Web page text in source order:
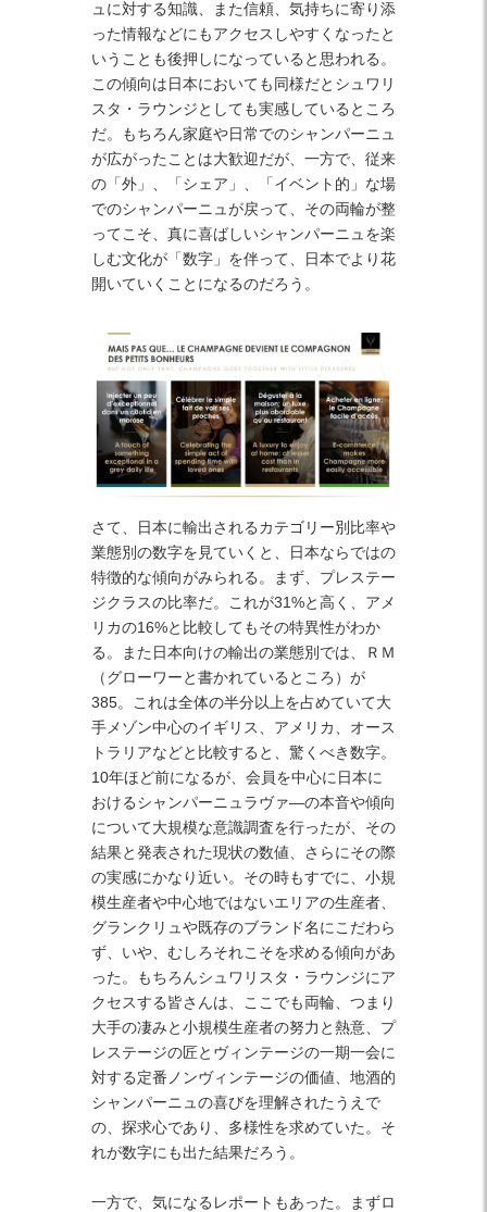
ュに対する知識、また信頼、気持ちに寄り添
った情報などにもアクセスしやすくなったと
いうことも後押しになっていると思われる。
この傾向は日本においても同様だとシュワリ
スタ・ラウンジとしても実感しているところ
だ。もちろん家庭や日常でのシャンパーニュ
が広がったことは大歓迎だが、一方で、従来
の「外」、「シェア」、「イベント的」な場
でのシャンパーニュが戻って、その両輪が整
ってこそ、真に喜ばしいシャンパーニュを楽
しむ文化が「数字」を伴って、日本でより花
開いていくことになるのだろう。
さて、日本に輸出されるカテゴリー別比率や
業態別の数字を見ていくと、日本ならではの
特徴的な傾向がみられる。まず、プレステー
ジクラスの比率だ。これが31%と高く、アメ
リカの16%と比較してもその特異性がわか
る。また日本向けの輸出の業態別では、ＲＭ
（グローワーと書かれているところ）が
385。これは全体の半分以上を占めていて大
手メゾン中心のイギリス、アメリカ、オース
トラリアなどと比較すると、驚くべき数字。
10年ほど前になるが、会員を中心に日本に
おけるシャンパーニュラヴァ―の本音や傾向
について大規模な意識調査を行ったが、その
結果と発表された現状の数値、さらにその際
の実感にかなり近い。その時もすでに、小規
模生産者や中心地ではないエリアの生産者、
グランクリュや既存のブランド名にこだわら
ず、いや、むしろそれこそを求める傾向があ
った。もちろんシュワリスタ・ラウンジにア
クセスする皆さんは、ここでも両輪、つまり
大手の凄みと小規模生産者の努力と熱意、プ
レステージの匠とヴィンテージの一期一会に
対する定番ノンヴィンテージの価値、地酒的
シャンパーニュの喜びを理解されたうえで
の、探求心であり、多様性を求めていた。そ
れが数字にも出た結果だろう。
一方で、気になるレポートもあった。まずロ